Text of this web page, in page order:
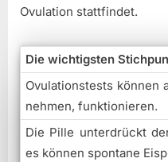
Ovulation stattfindet.
Die wichtigsten
Ovulationstests können
nehmen, funktionieren.
Die Pille unterdrückt
es können spontane